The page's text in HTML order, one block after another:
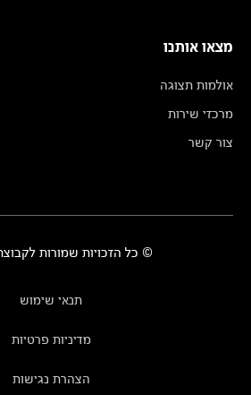
מצאו אותנו
אולמות תצוגה
מרכזי שירות
צור קשר
© כל הזכויות שמורות
תנאי שימוש
מדיניות פרטיות
הצהרת נגישות